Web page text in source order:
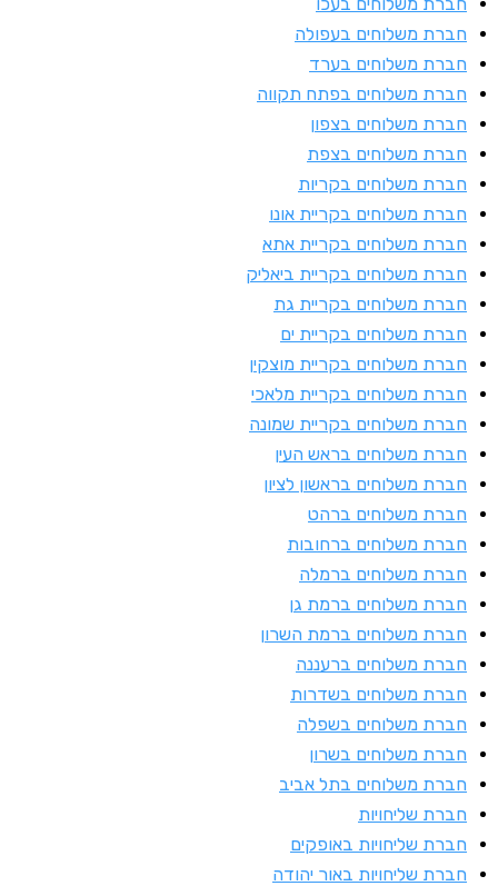
משלוחים בעפולה
משלוחים בערד
משלוחים בפתח תקווה
משלוחים בצפון
משלוחים בצפת
משלוחים בקריות
משלוחים בקריית אונו
משלוחים בקריית אתא
משלוחים בקריית ביאליק
משלוחים בקריית גת
משלוחים בקריית ים
משלוחים בקריית מוצקין
משלוחים בקריית מלאכי
משלוחים בקריית שמונה
משלוחים בראש העין
משלוחים בראשון לציון
משלוחים ברהט
משלוחים ברחובות
משלוחים ברמלה
משלוחים ברמת גן
משלוחים ברמת השרון
משלוחים ברעננה
משלוחים בשדרות
משלוחים בשפלה
משלוחים בשרון
משלוחים בתל אביב
שליחויות
שליחויות באופקים
שליחויות באור יהודה